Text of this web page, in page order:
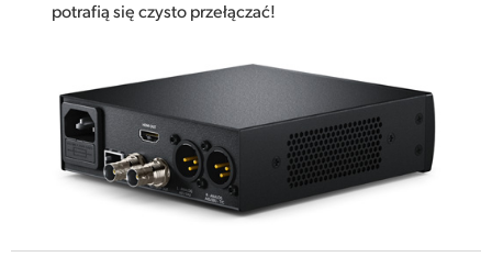
potrafią się czysto przełączać!